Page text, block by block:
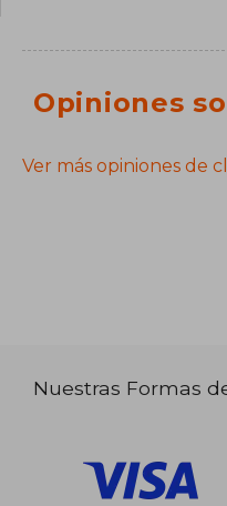
Opiniones
Ver más opiniones de
Nuestras Formas